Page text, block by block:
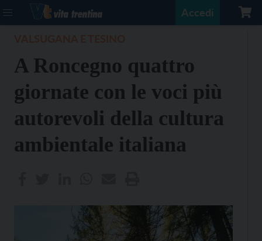
Accedi
A Roncegno quattro
giornate con le voci più
autorevoli della cultura
ambientale italiana